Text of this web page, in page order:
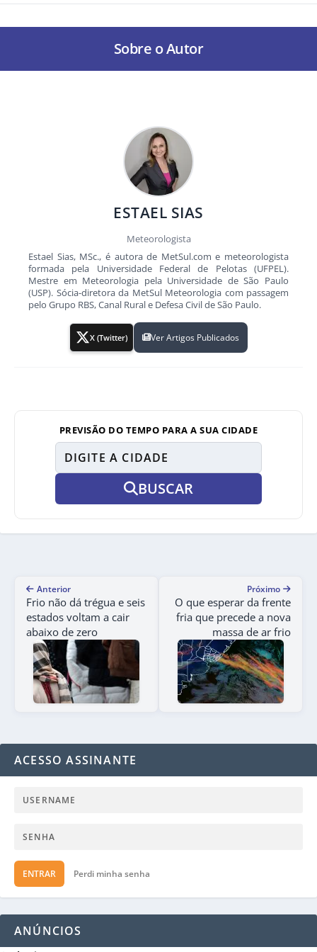
Sobre o Autor
ESTAEL SIAS
Meteorologista
Estael Sias, MSc., é autora de MetSul.com e meteorologista
formada pela Universidade Federal de Pelotas (UFPEL).
Mestre em Meteorologia pela Universidade de São Paulo
(USP). Sócia-diretora da MetSul Meteorologia com passagem
pelo Grupo RBS, Canal Rural e Defesa Civil de São Paulo.
X (Twitter) Ver Artigos Publicados
PREVISÃO DO TEMPO PARA A SUA CIDADE
BUSCAR
Anterior
Frio não dá trégua e seis
estados voltam a cair
abaixo de zero
Próximo
O que esperar da frente
fria que precede a nova
massa de ar frio
ACESSO ASSINANTE
ENTRAR Perdi minha senha
ANÚNCIOS